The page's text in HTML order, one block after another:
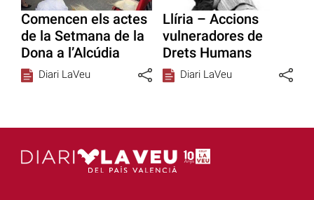
Comencen els actes
de la Setmana de la
Dona a l’Alcúdia
Diari LaVeu
Llíria – Accions
vulneradores de
Drets Humans
Diari LaVeu